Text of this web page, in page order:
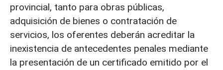
provincial, tanto para obras públicas,
adquisición de bienes o contratación de
servicios, los oferentes deberán acreditar la
inexistencia de antecedentes penales mediante
la presentación de un certificado emitido por el